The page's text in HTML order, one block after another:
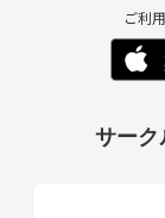
ご利
サーク